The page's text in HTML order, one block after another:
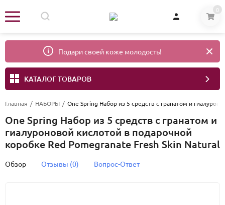
0
Подари своей коже молодость!
КАТАЛОГ ТОВАРОВ
Главная / НАБОРЫ / One Spring Набор из 5 средств с гранатом и
One Spring Набор из 5 средств с гранатом и
гиалуроновой кислотой в подарочной
коробке Red Pomegranate Fresh Skin Natural
Обзор Отзывы (0) Вопрос-Ответ